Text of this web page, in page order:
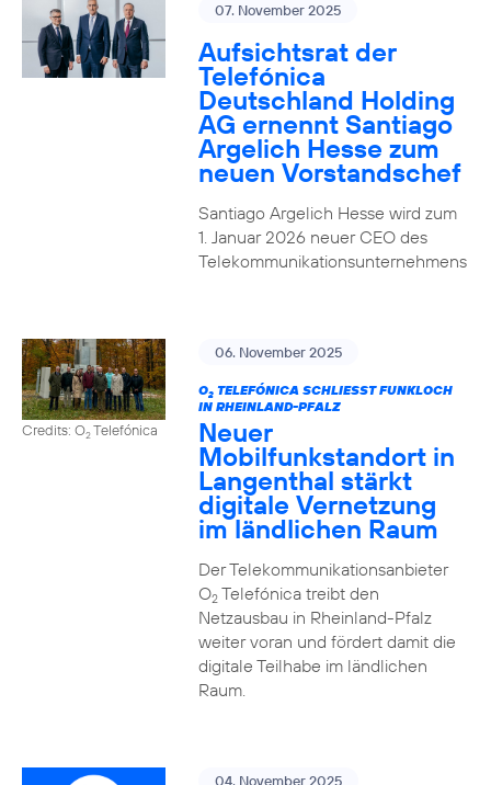
07. November 2025
Aufsichtsrat der
Telefónica
Deutschland Holding
AG ernennt Santiago
Argelich Hesse zum
neuen Vorstandschef
Santiago Argelich Hesse wird zum
1. Januar 2026 neuer CEO des
Telekommunikationsunternehmens
Credits: O2Telefónica
06. November 2025
O2TELEFÓNICA SCHLIESST FUNKLOCH I
N RHEINLAND-PFALZ
Neuer
Mobilfunkstandort in
Langenthal stärkt
digitale Vernetzung
im ländlichen Raum
Der Telekommunikationsanbieter
O2Telefónica treibt den
Netzausbau in Rheinland-Pfalz
weiter voran und fördert damit die
digitale Teilhabe im ländlichen
Raum.
04. November 2025